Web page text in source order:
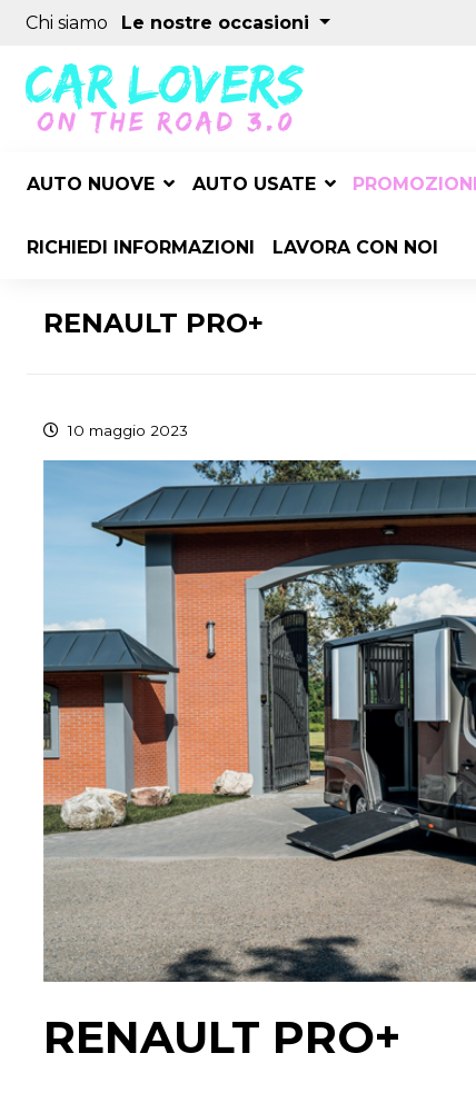
Chi siamo Le nostre occasioni
AUTO NUOVE AUTO USATE PROMOZIONI
RICHIEDI INFORMAZIONI LAVORA CON NOI
RENAULT PRO+
10 maggio 2023
RENAULT PRO+